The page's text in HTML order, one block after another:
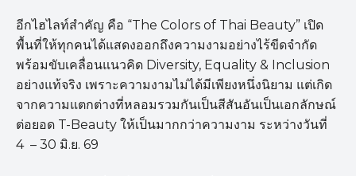
อีกไฮไลท์สำคัญ คือ “The Colors of Thai Beauty” เปิด
พื้นที่ให้ทุกคนได้แสดงออกถึงความงามอย่างไร้ขีดจำกัด
พร้อมขับเคลื่อนแนวคิด Diversity, Equality & Inclusion
อย่างแท้จริง เพราะความงามไม่ได้มีเพียงหนึ่งนิยาม แต่เกิด
จากความแตกต่างที่หลอมรวมกันเป็นสีสันอันเป็นเอกลักษณ์
ต่อยอด T-Beauty ให้เป็นมากกว่าความงาม ระหว่างวันที่
4 – 30 มิ.ย. 69